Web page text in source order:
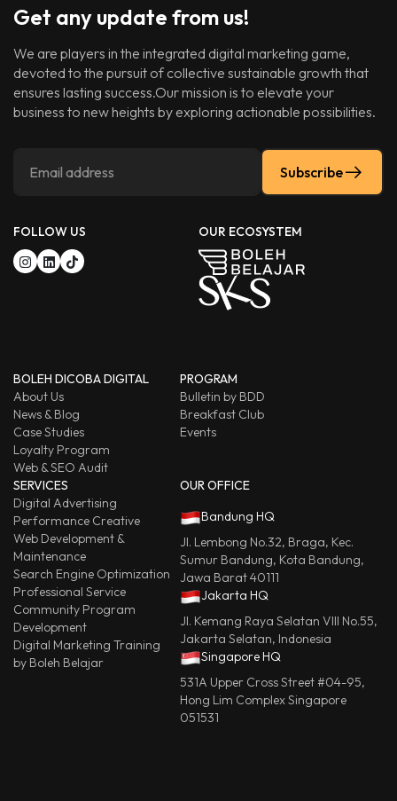
Get any update from us!
We are players in the integrated digital marketing game,
devoted to the pursuit of collective sustainable growth that
ensures lasting success.Our mission is to elevate your
business to new heights by exploring actionable possibilities.
Subscribe
FOLLOW US OUR ECOSYSTEM
BOLEH DICOBA DIGITAL
About Us
News & Blog
Case Studies
Loyalty Program
Web & SEO Audit
PROGRAM
Bulletin by BDD
Breakfast Club
Events
SERVICES
Digital Advertising
Performance Creative
Web Development &
Maintenance
Search Engine Optimization
Professional Service
Community Program
Development
Digital Marketing Training
by Boleh Belajar
OUR OFFICE
Bandung HQ
Jl. Lembong No.32, Braga, Kec.
Sumur Bandung, Kota Bandung,
Jawa Barat 40111
Jakarta HQ
Jl. Kemang Raya Selatan VIII No.55,
Jakarta Selatan, Indonesia
Singapore HQ
531A Upper Cross Street #04-95,
Hong Lim Complex Singapore
051531